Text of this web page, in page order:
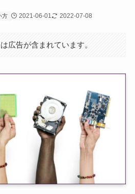
方 2021-06-01 2022-07-08
広告が含まれています。